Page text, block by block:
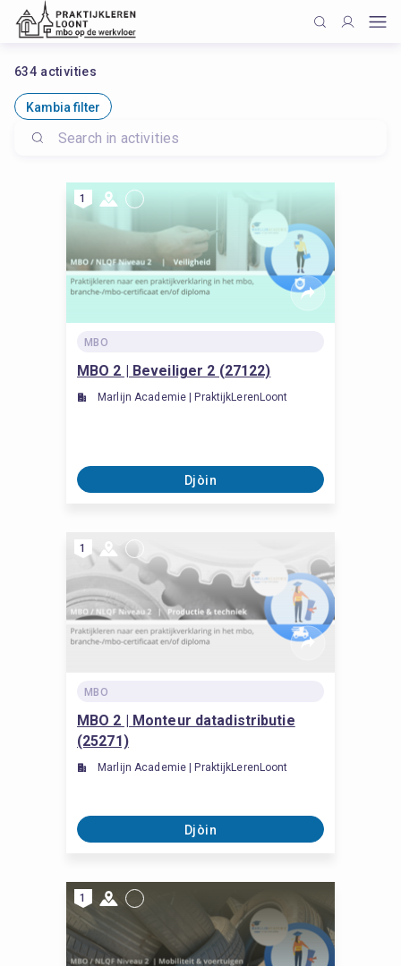
634 activities
Kambia filter
1
MBO
MBO 2 | Beveiliger 2 (27122)
Marlijn Academie | PraktijkLerenLoont
Djòin
1
MBO
MBO 2 | Monteur datadistributie
(25271)
Marlijn Academie | PraktijkLerenLoont
Djòin
1